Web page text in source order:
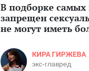
В подборке самых
запрещен
не могут иметь
КИРА ГИРЖЕВА
экс-главред